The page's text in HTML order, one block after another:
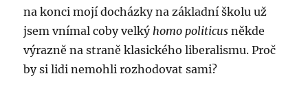
na konci mojí docházky na základní školu už
jsem vnímal coby velkýhomo politicus někde
výrazně na straně klasického liberalismu. Proč
by si lidi nemohli rozhodovat sami?